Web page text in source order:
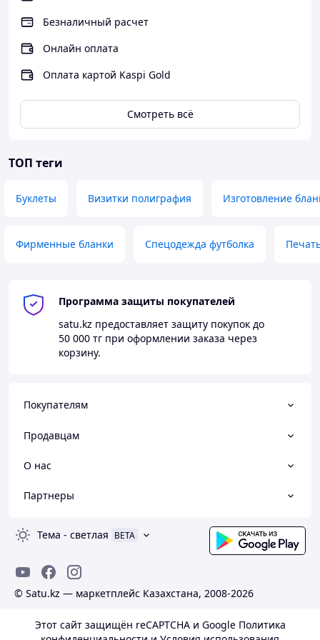
Безналичный расчет
Онлайн оплата
Оплата картой Kaspi Gold
Смотреть всё
ТОП теги
Буклеты Визитки полиграфия Изготовление
Фирменные бланки Спецодежда футболка
Программа защиты покупателей
satu.kz предоставляет защиту покупок до
50 000 тг при оформлении заказа через
корзину.
Покупателям
Продавцам
О нас
Партнеры
Тема - светлая BETA
© Satu.kz — маркетплейс Казахстана, 2008-2026
Этот сайт защищён reCAPTCHA и Google Политика